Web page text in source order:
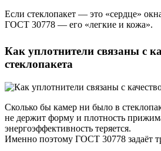
Если стеклопакет — это «сердце»
ГОСТ 30778 — его «легкие и кожа».
Как уплотнители связаны с
стеклопакета
Сколько бы камер ни было в
не держит форму и плотность
энергоэффективность теряется.
Именно поэтому ГОСТ 30778 задаёт